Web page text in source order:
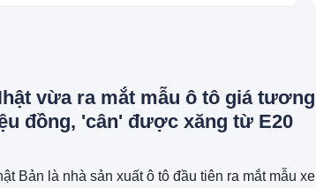
vừa ra mắt mẫu ô tô giá tương
đồng, 'cân' được xăng từ E20
Bản là nhà sản xuất ô tô đầu tiên ra mắt mẫu xe